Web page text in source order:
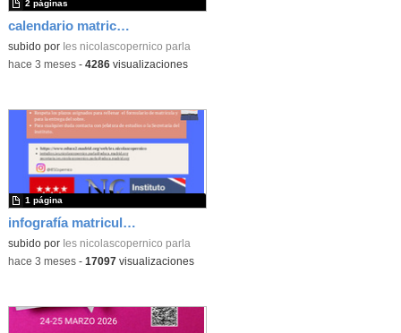
calendario matriculación 26-27
subido por Ies nicolascopernico parla
2 páginas
-hace 3 meses- 4286visualizaciones
infografía matriculacion 26-27
subido por Ies nicolascopernico parla
1 página
-hace 3 meses- 17097visualizaciones